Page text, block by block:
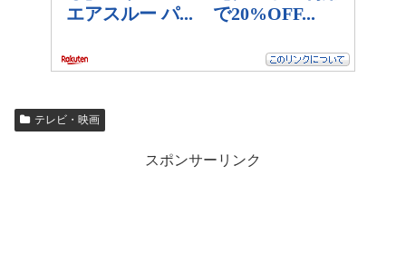
テレビ・映画
スポンサーリンク